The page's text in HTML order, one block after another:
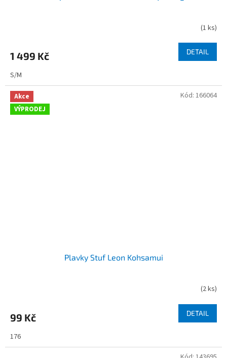
(1 ks)
1 499 Kč DETAIL
S/M
Akce
VÝPRODEJ
Plavky Stuf Leon Kohsamui
(2 ks)
99 Kč DETAIL
176
Kód: 166064